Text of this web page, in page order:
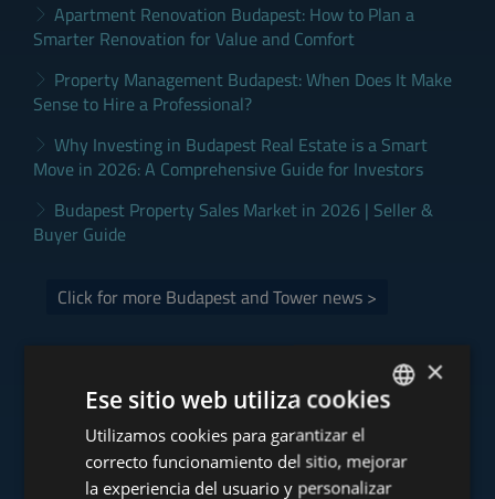
Apartment Renovation Budapest: How to Plan a
Smarter Renovation for Value and Comfort
Property Management Budapest: When Does It Make
Sense to Hire a Professional?
Why Investing in Budapest Real Estate is a Smart
Move in 2026: A Comprehensive Guide for Investors
Budapest Property Sales Market in 2026 | Seller &
Buyer Guide
Click for more Budapest and Tower news >
Consulte nuestra cartera
ENGLISH
HUNGARIAN
×
Ese sitio web utiliza cookies
Utilizamos cookies para garantizar el
correcto funcionamiento del sitio, mejorar
la experiencia del usuario y personalizar